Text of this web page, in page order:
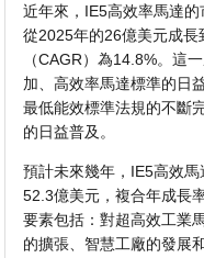
近年來，IE5高效率馬達
從2025年的26億美元成
（CAGR）為14.8%。這
加、高效率馬達標準的日
最低能效標準法規的不斷
的日益普及。
預計未來幾年，IE5高效
52.3億美元，複合年成長
要素包括：對超高效工業
的擴張、智慧工廠的發展